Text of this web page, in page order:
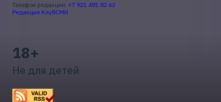
Телефон редакции: +7 921 481 82 62
Редакция КлубСМИ
18+
Не для детей